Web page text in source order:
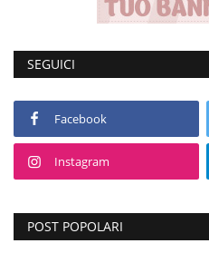
SEGUICI
Facebook
Instagram
POST POPOLARI